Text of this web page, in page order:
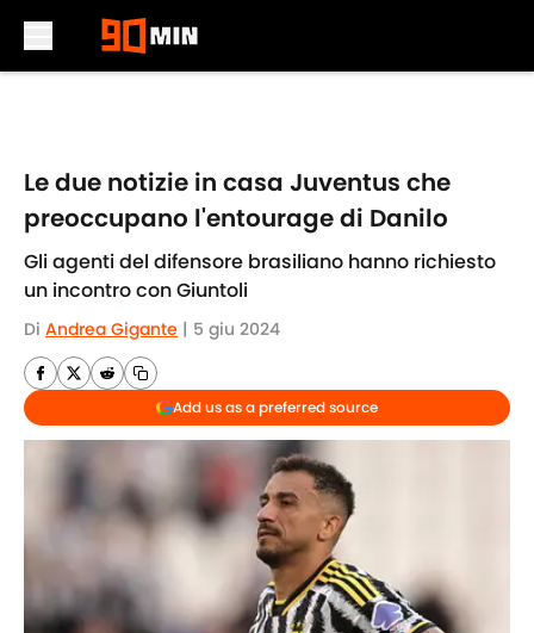
Le due notizie in casa Juventus che
preoccupano l'entourage di Danilo
Gli agenti del difensore brasiliano hanno richiesto
un incontro con Giuntoli
Di Andrea Gigante | 5 giu 2024
Add us as a preferred source